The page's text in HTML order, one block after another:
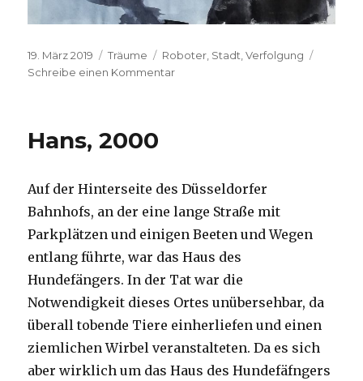
Veröffentlicht
am
19. März 2019 Kategorien
Träume Schlagwörter
Roboter Stadt ,Verfolgung
Schreibe einen Kommentarzu
Hans, 2000
Auf der Hinterseite des Düsseldorfer
Bahnhofs, an der eine lange Straße mit
Parkplätzen und einigen Beeten und Wegen
entlang führte, war das Haus des
Hundefängers. In der Tat war die
Notwendigkeit dieses Ortes unübersehbar, da
überall tobende Tiere einherliefen und einen
ziemlichen Wirbel veranstalteten. Da es sich
aber wirklich um das Haus des Hundefäfngers